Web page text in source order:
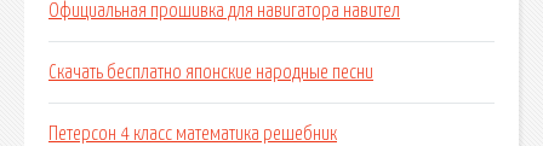
Официальная прошивка для навигатора навител
Скачать бесплатно японские народные песни
Петерсон 4 класс математика решебник